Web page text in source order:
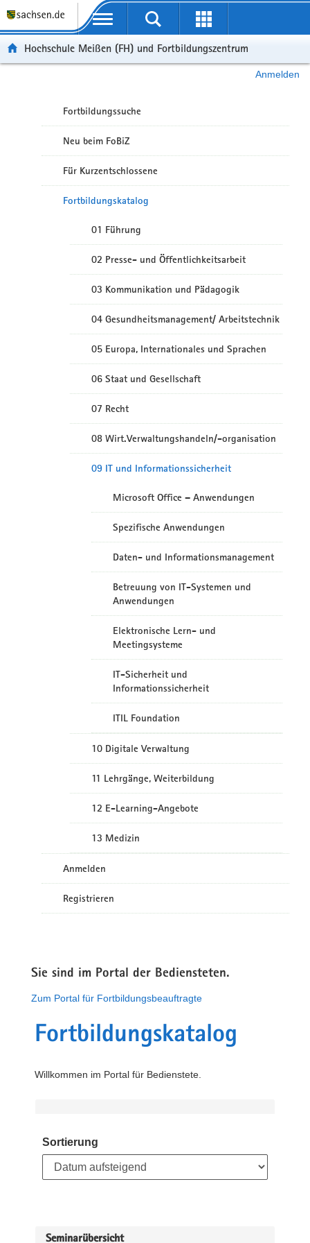
Portalübergreifende Navigation
Hochschule Meißen (FH) und Fortbildungszentrum
Anmelden
Fortbildungssuche
Neu beim FoBiZ
Für Kurzentschlossene
Fortbildungskatalog
01 Führung
02 Presse- und Öffentlichkeitsarbeit
03 Kommunikation und Pädagogik
04 Gesundheitsmanagement/ Arbeitstechnik
05 Europa, Internationales und Sprachen
06 Staat und Gesellschaft
07 Recht
08 Wirt.Verwaltungshandeln/-organisation
09 IT und Informationssicherheit
Microsoft Office – Anwendungen
Spezifische Anwendungen
Daten- und Informationsmanagement
Betreuung von IT-Systemen und
Anwendungen
Elektronische Lern- und
Meetingsysteme
IT-Sicherheit und
Informationssicherheit
ITIL Foundation
10 Digitale Verwaltung
11 Lehrgänge, Weiterbildung
12 E-Learning-Angebote
13 Medizin
Anmelden
Registrieren
Sie sind im Portal der Bediensteten.
Zum Portal für Fortbildungsbeauftragte
Fortbildungskatalog
Willkommen im Portal für Bedienstete.
Sortierung
Seminarübersicht